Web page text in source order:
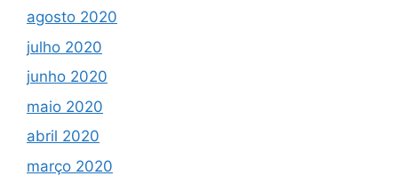
agosto 2020
julho 2020
junho 2020
maio 2020
abril 2020
março 2020